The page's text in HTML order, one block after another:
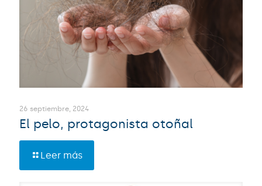
26 septiembre, 2024
El pelo, protagonista otoñal
Leer más